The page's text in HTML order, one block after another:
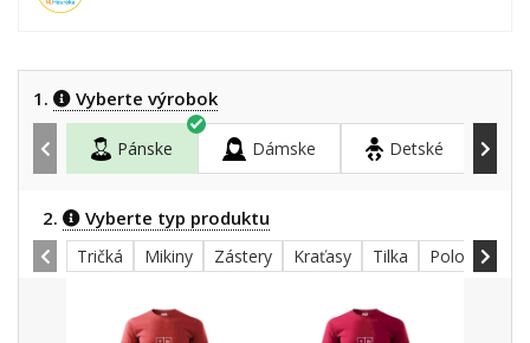
1. Vyberte výrobok
Pánske Dámske Detské
2. Vyberte typ produktu
Tričká Mikiny Zástery Kraťasy Tilka Polokošele